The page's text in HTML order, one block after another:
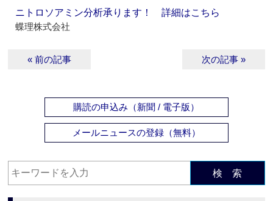
ニトロソアミン分析承ります！ 詳細はこちら
蝶理株式会社
« 前の記事 次の記事 »
購読の申込み（新聞 / 電子版）
メールニュースの登録（無料）
検 索